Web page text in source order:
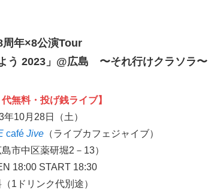
周年×8公演Tour
よう 2023」@広島 〜それ行けクラソラ〜
代無料・投げ銭ライブ】
年10月28日（土）
café Jive （ライブカフェジャイブ）
島市中区薬研堀2－13）
18:00 START 18:30
1ドリンク代別途）